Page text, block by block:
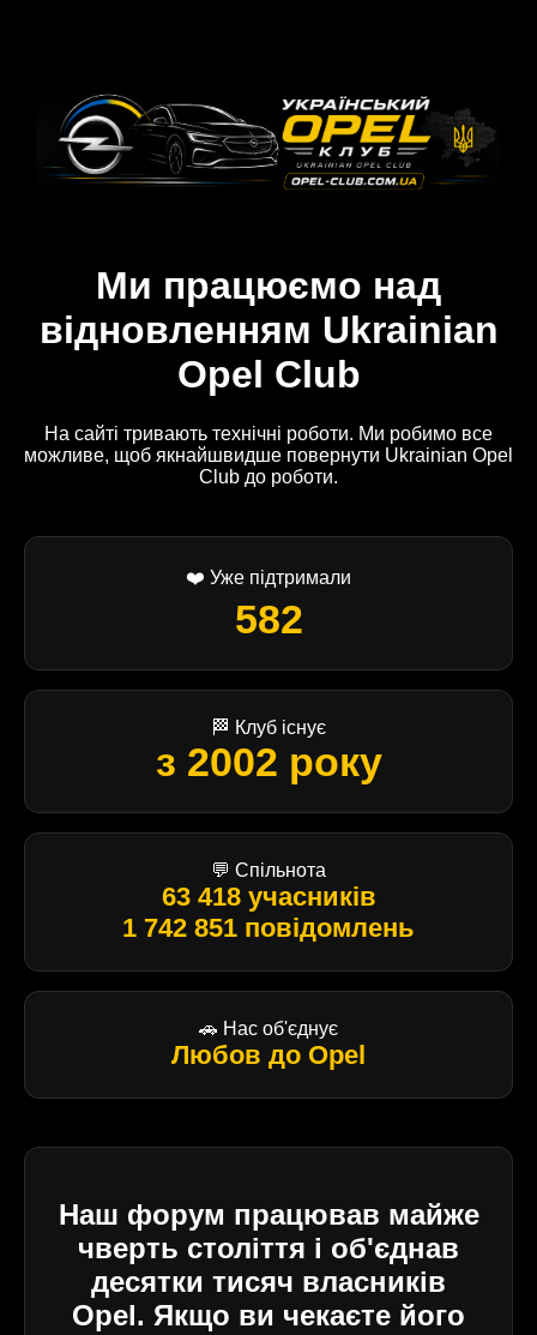
Ми працюємо над
відновленням Ukrainian
Opel Club
На сайті тривають технічні роботи. Ми робимо все
можливе, щоб якнайшвидше повернути Ukrainian Opel
Club до роботи.
❤️ Уже підтримали
582
🏁 Клуб існує
з 2002 року
💬 Спільнота
63 418 учасників
1 742 851 повідомлень
🚗 Нас об'єднує
Любов до Opel
Наш форум працював майже
чверть століття і об'єднав
десятки тисяч власників
Opel. Якщо ви чекаєте його